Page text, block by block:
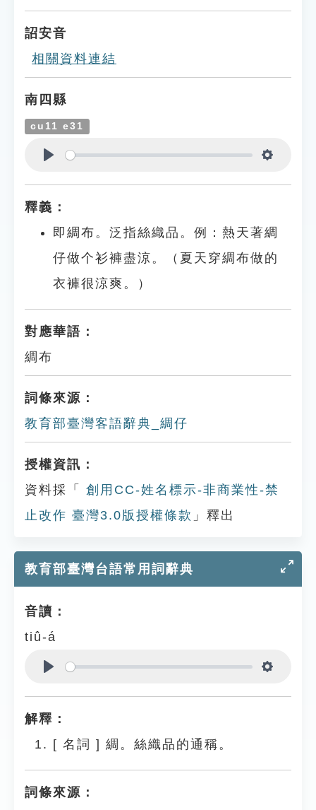
詔安音
相關資料連結
南四縣
cu11 e31
釋義：
即綢布。泛指絲織品。例：熱天著綢
仔做个衫褲盡涼。（夏天穿綢布做的
衣褲很涼爽。）
對應華語：
綢布
詞條來源：
教育部臺灣客語辭典_綢仔
授權資訊：
資料採「
創用CC-姓名標示-非商業性-禁
止改作 臺灣3.0版授權條款 」釋出
教育部臺灣台語常用詞辭典
音讀：
tiû-á
解釋：
[ 名詞 ] 綢。絲織品的通稱。
詞條來源：